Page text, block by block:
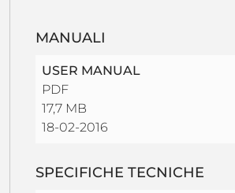
MANUALI
USER MANUAL
PDF
17,7 MB
18-02-2016
SPECIFICHE TECNICHE